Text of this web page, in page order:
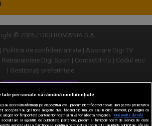
© 2026 / DIGI ROMANIA S.A.
Politica de confidentialitate
Abonare Digi TV
Retransmisie Digi Sport Contact/Info
Codul etic
Gestionați preferințele
Versiune desktop
tale personale să rămână confidențiale
accesăm informații pe dispozitivul dvs., precum identificatorii cookie unici pentru prelucrarea
accepta sau gestiona alegerile dvs. făcând clic mai jos sau în orice moment, pe pagina cu
vor fi raportate partenerilor noștri și nu vă vor afecta navigarea.
Mai multe detalii
si agentiile de publicitate partenere, precum si furnizorii nostri de servicii de date